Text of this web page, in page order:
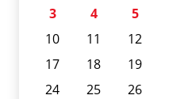
3
4 5
10
11 12
17
18 19
24
25 26